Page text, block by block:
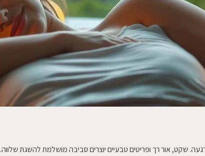
שקט, אור רך ופריטים טבעיים יוצרים סביבה מושלמת להשגת שלווה.